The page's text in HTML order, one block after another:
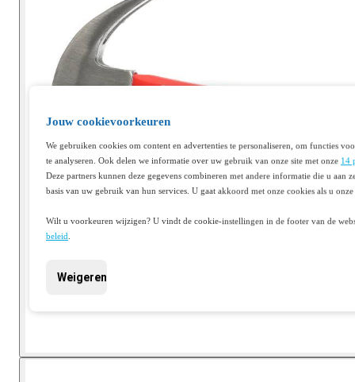
Jouw cookievoorkeuren
We gebruiken cookies om content en advertenties te personaliseren, om functies
te analyseren. Ook delen we informatie over uw gebruik van onze site met onze 14
Deze partners kunnen deze gegevens combineren met andere informatie die u aan
basis van uw gebruik van hun services. U gaat akkoord met onze cookies als u
Wilt u voorkeuren wijzigen? U vindt de cookie-instellingen in de footer van de
beleid
Weigeren